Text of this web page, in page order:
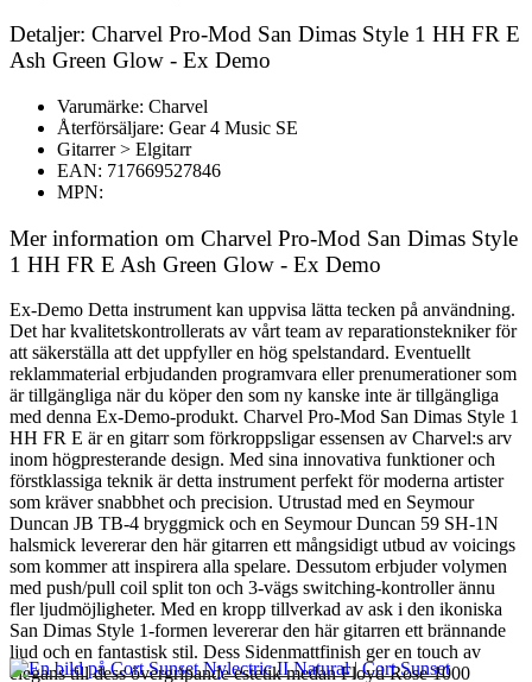
Detaljer: Charvel Pro-Mod San Dimas Style 1 HH FR E
Ash Green Glow - Ex Demo
Varumärke: Charvel
Återförsäljare: Gear 4 Music SE
Gitarrer > Elgitarr
EAN: 717669527846
MPN:
Mer information om Charvel Pro-Mod San Dimas Style
1 HH FR E Ash Green Glow - Ex Demo
Ex-Demo Detta instrument kan uppvisa lätta tecken på användning.
Det har kvalitetskontrollerats av vårt team av reparationstekniker för
att säkerställa att det uppfyller en hög spelstandard. Eventuellt
reklammaterial erbjudanden programvara eller prenumerationer som
är tillgängliga när du köper den som ny kanske inte är tillgängliga
med denna Ex-Demo-produkt. Charvel Pro-Mod San Dimas Style 1
HH FR E är en gitarr som förkroppsligar essensen av Charvel:s arv
inom högpresterande design. Med sina innovativa funktioner och
förstklassiga teknik är detta instrument perfekt för moderna artister
som kräver snabbhet och precision. Utrustad med en Seymour
Duncan JB TB-4 bryggmick och en Seymour Duncan 59 SH-1N
halsmick levererar den här gitarren ett mångsidigt utbud av voicings
som kommer att inspirera alla spelare. Dessutom erbjuder volymen
med push/pull coil split ton och 3-vägs switching-kontroller ännu
fler ljudmöjligheter. Med en kropp tillverkad av ask i den ikoniska
San Dimas Style 1-formen levererar den här gitarren ett brännande
ljud och en fantastisk stil. Dess Sidenmattfinish ger en touch av
elegans till dess övergripande estetik medan Floyd Rose 1000